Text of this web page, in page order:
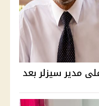
مدير سيزلر بعد